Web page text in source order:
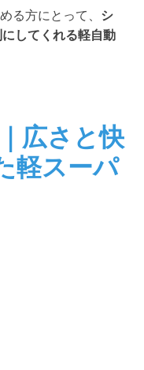
る方にとって、 シ
してくれる軽自動
広さと快
軽スーパ